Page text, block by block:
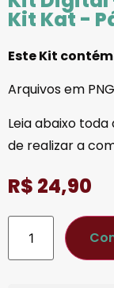
Kit Kat -
Este Kit
Arquivos em
Leia abaixo
de realizar a
R$ 24,90